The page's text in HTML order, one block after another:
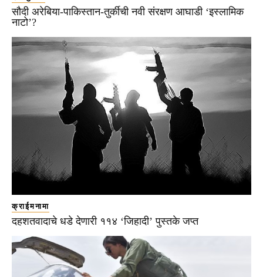
सौदी अरेबिया-पाकिस्तान-तुर्कीची नवी संरक्षण आघाडी ‘इस्लामिक
नाटो’?
क्राईमनामा
दहशतवादाचे धडे देणारी ११४ ‘जिहादी’ पुस्तके जप्त